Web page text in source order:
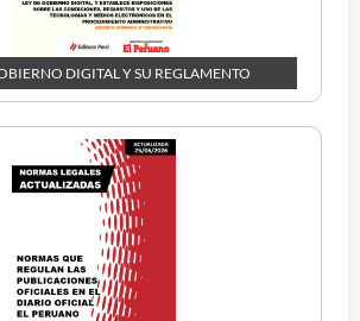
DIGITAL Y SU REGLAMENTO